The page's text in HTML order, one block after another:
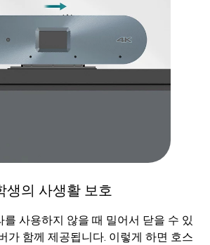
생의 사생활 보호
를 사용하지 않을 때 밀어서 닫을 수 있
가 함께 제공됩니다. 이렇게 하면 호스